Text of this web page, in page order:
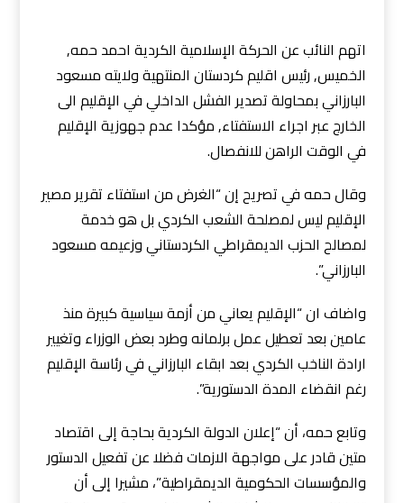
اتهم النائب عن الحركة الإسلامية الكردية احمد حمه,
الخميس, رئيس اقليم كردستان المنتهية ولايته مسعود
البارزاني بمحاولة تصدير الفشل الداخلي في الإقليم الى
الخارج عبر اجراء الاستفتاء, مؤكدا عدم جهوزية الإقليم
في الوقت الراهن للانفصال.
وقال حمه في تصريح إن “الغرض من استفتاء تقرير مصير
الإقليم ليس لمصلحة الشعب الكردي بل هو خدمة
لمصالح الحزب الديمقراطي الكردستاني وزعيمه مسعود
البارزاني”.
واضاف ان “الإقليم يعاني من أزمة سياسية كبيرة منذ
عامين بعد تعطيل عمل برلمانه وطرد بعض الوزراء وتغيير
ارادة الناخب الكردي بعد ابقاء البارزاني في رئاسة الإقليم
رغم انقضاء المدة الدستورية”.
وتابع حمه، أن “إعلان الدولة الكردية بحاجة إلى اقتصاد
متين قادر على مواجهة الازمات فضلا عن تفعيل الدستور
والمؤسسات الحكومية الديمقراطية”، مشيرا إلى أن